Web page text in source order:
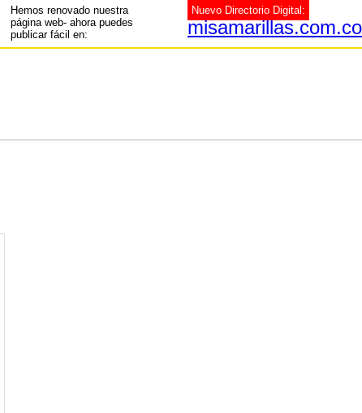
Hemos renovado nuestra
página web- ahora puedes
publicar fácil en:
Nuevo Directorio Digital:
misamarillas.com.co